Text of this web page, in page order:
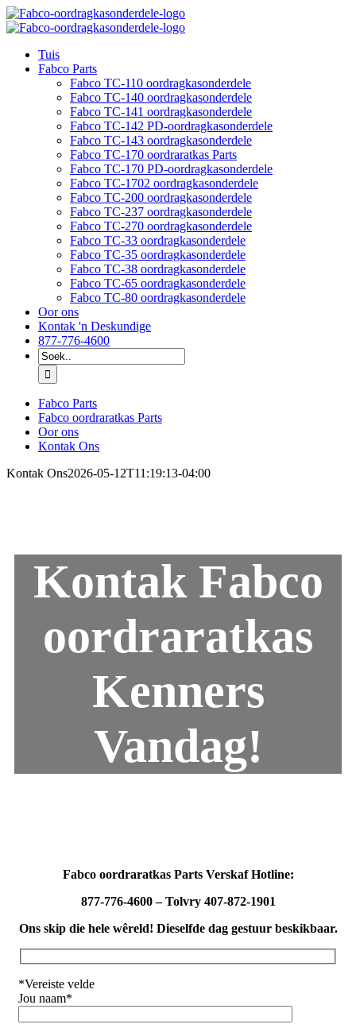
Slaan
oor
inhoudTuis
Fabco Parts
Fabco TC-110 oordragkasonderdele
Fabco TC-140 oordragkasonderdele
Fabco TC-141 oordragkasonderdele
Fabco TC-142 PD-oordragkasonderdele
Fabco TC-143 oordragkasonderdele
Fabco TC-170 oordraratkas Parts
Fabco TC-170 PD-oordragkasonderdele
Fabco TC-1702 oordragkasonderdele
Fabco TC-200 oordragkasonderdele
Fabco TC-237 oordragkasonderdele
Fabco TC-270 oordragkasonderdele
Fabco TC-33 oordragkasonderdele
Fabco TC-35 oordragkasonderdele
Fabco TC-38 oordragkasonderdele
Fabco TC-65 oordragkasonderdele
Fabco TC-80 oordragkasonderdele
Oor ons
Kontak 'n Deskundige
877-776-4600
Soek
vir:
Fabco Parts
Fabco oordraratkas Parts
Oor ons
Kontak Ons
Kontak Ons2026-05-12T11:19:13-04:00
Kontak Fabco
oordraratkas
Kenners
Vandag!
Fabco oordraratkas Parts Verskaf Hotline:
877-776-4600 – Tolvry 407-872-1901
Ons skip die hele wêreld! Dieselfde dag gestuur beskikbaar.
*Vereiste velde
Jou naam*